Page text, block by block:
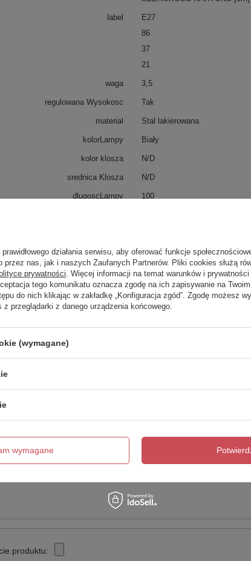
label
E27
86
37
21
waga 3,5
regulowana Wysokosc Tak
material Stal lakierowana
kolorLampy Biały
kolor klosza N/D
srednica Klosza N/D
dlugoscLampy 100
watt 10W MAX LED
pomocy? Masz pytania?
innych.
5/5
produktu:
działania serwisu, aby oferować funkcje
przez nas, jak i naszych Zaufanych Partnerów. Pliki cookies służą
prywatności . Więcej informacji na temat warunków i
tego komunikatu oznacza zgodę na ich zapisywanie na
do nich klikając w zakładkę „Konfiguracja zgód”. Zgodę możesz
przeglądarki z danego urządzenia końcowego.
(wymagane)
wymagane